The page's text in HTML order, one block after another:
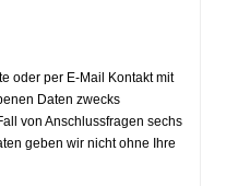
oder per E-Mail Kontakt mit
Daten zwecks
von Anschlussfragen sechs
geben wir nicht ohne Ihre